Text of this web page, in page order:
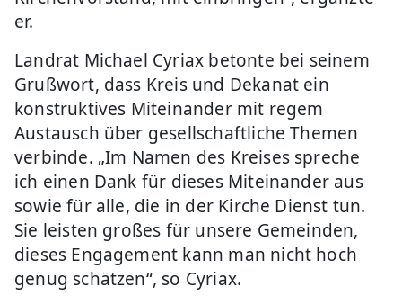
er.
Landrat Michael Cyriax betonte bei seinem
Grußwort, dass Kreis und Dekanat ein
konstruktives Miteinander mit regem
Austausch über gesellschaftliche Themen
verbinde. „Im Namen des Kreises spreche
ich einen Dank für dieses Miteinander aus
sowie für alle, die in der Kirche Dienst tun.
Sie leisten großes für unsere Gemeinden,
dieses Engagement kann man nicht hoch
genug schätzen“, so Cyriax.